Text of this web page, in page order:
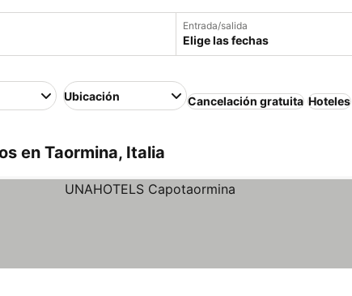
Entrada/salida
Elige las fechas
Ubicación Cancelación gratuita Hoteles
en Taormina, Italia